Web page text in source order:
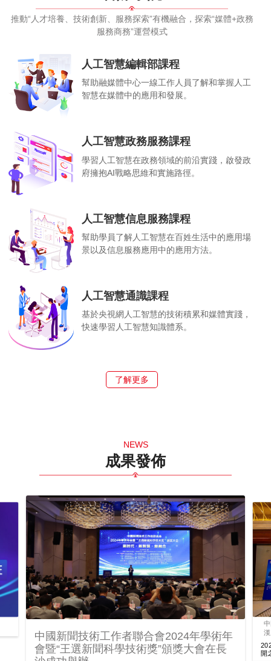
推動“人才培養、技術創新、服務探索”有機融合，探索“媒體+政務
服務商務”運營模式
人工智慧編輯部課程
幫助融媒體中心一線工作人員了解和掌握人工
智慧在媒體中的應用和發展。
人工智慧政務服務課程
學習人工智慧在政務領域的前沿實踐，啟發政
府擁抱AI戰略思維和實施路徑。
人工智慧信息服務課程
幫助學員了解人工智慧在百姓生活中的應用場
景以及信息服務應用中的應用方法。
人工智慧通識課程
基於央視網人工智慧的技術積累和媒體實踐，
快速學習人工智慧知識體系。
了解更多
NEWS
成果發佈
中國新聞技術工作者聯合會2024年學術年
會暨“王選新聞科學技術獎”頒獎大會在長
開